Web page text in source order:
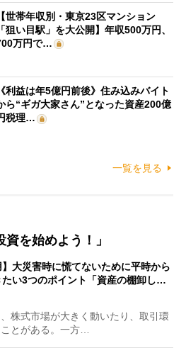
【世帯年収別・東京23区マンション
「狙い目駅」を大公開】年収500万円、
万円で…
《利益は年5億円前後》住み込みバイト
ら“ギガ大家さん”となった資産200億
税理…
一覧を見る
を始めよう！」
】大災害時に慌てないために平時から
たい3つのポイント「資産の棚卸し…
株式市場が大きく動いたり、取引環
とがある。一方…